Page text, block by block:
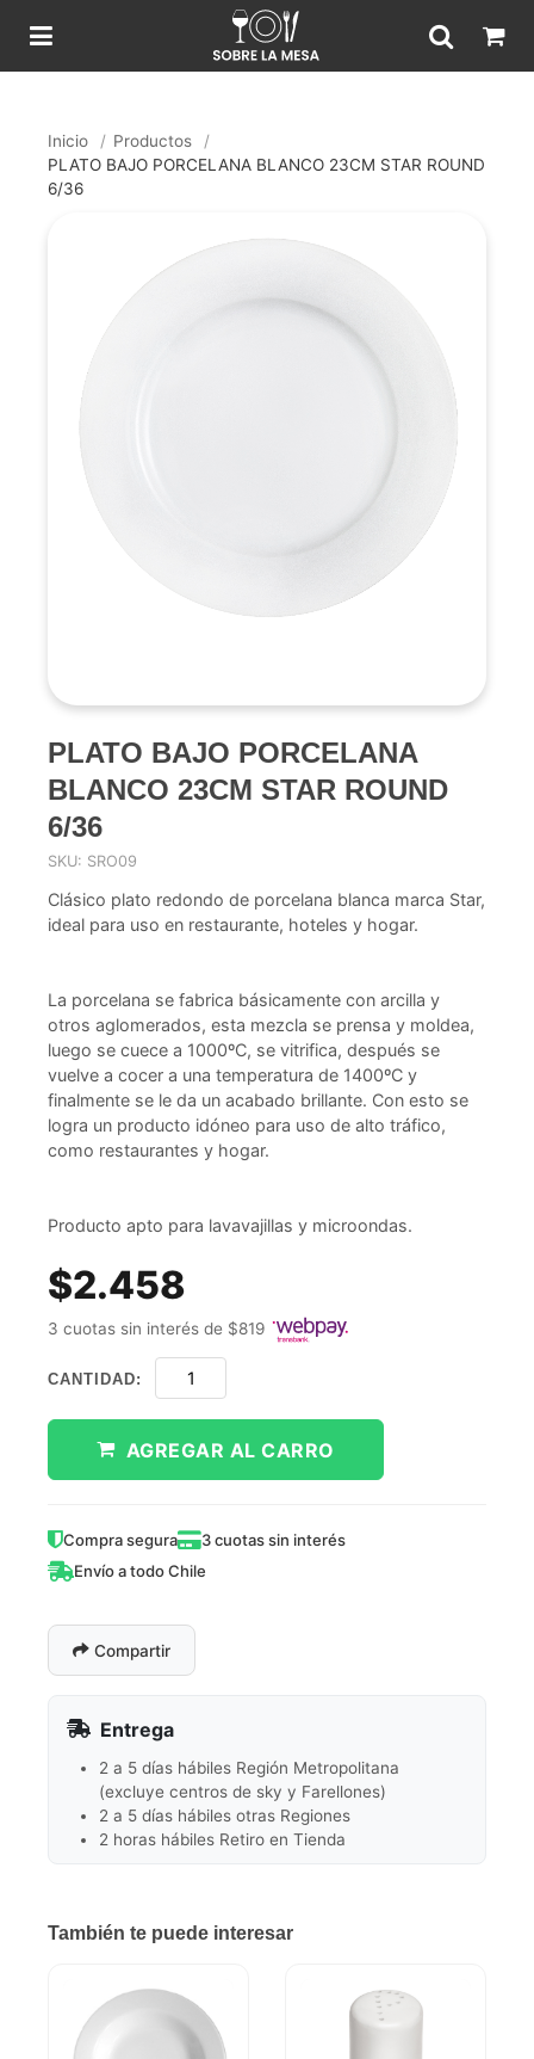
Inicio / Productos
/
PLATO BAJO PORCELANA BLANCO 23CM STAR ROUND
6/36
PLATO BAJO PORCELANA
BLANCO 23CM STAR ROUND
6/36
SKU: SRO09
Clásico plato redondo de porcelana blanca marca Star,
ideal para uso en restaurante, hoteles y hogar.
La porcelana se fabrica básicamente con arcilla y
otros aglomerados, esta mezcla se prensa y moldea,
luego se cuece a 1000ºC, se vitrifica, después se
vuelve a cocer a una temperatura de 1400ºC y
finalmente se le da un acabado brillante. Con esto se
logra un producto idóneo para uso de alto tráfico,
como restaurantes y hogar.
Producto apto para lavavajillas y microondas.
$2.458
3 cuotas sin interés de $819
CANTIDAD:
AGREGAR AL CARRO
Compra segura
3 cuotas sin interés
Envío a todo Chile
Compartir
Entrega
2 a 5 días hábiles Región Metropolitana
(excluye centros de sky y Farellones)
2 a 5 días hábiles otras Regiones
2 horas hábiles Retiro en Tienda
También te puede interesar